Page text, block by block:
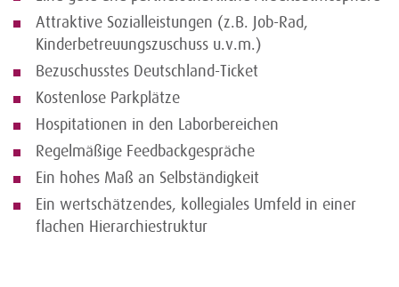
Attraktive Sozialleistungen (z.B. Job-Rad,
Kinderbetreuungszuschuss u.v.m.)
Bezuschusstes Deutschland-Ticket
Kostenlose Parkplätze
Hospitationen in den Laborbereichen
Regelmäßige Feedbackgespräche
Ein hohes Maß an Selbständigkeit
Ein wertschätzendes, kollegiales Umfeld in einer
flachen Hierarchiestruktur